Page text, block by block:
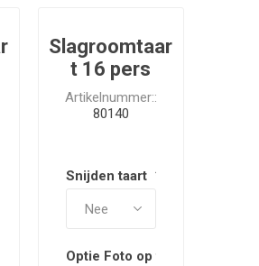
Slagroomtaar
t 16 pers
Artikelnummer::
80140
Snijden taart *
Optie Foto op taart